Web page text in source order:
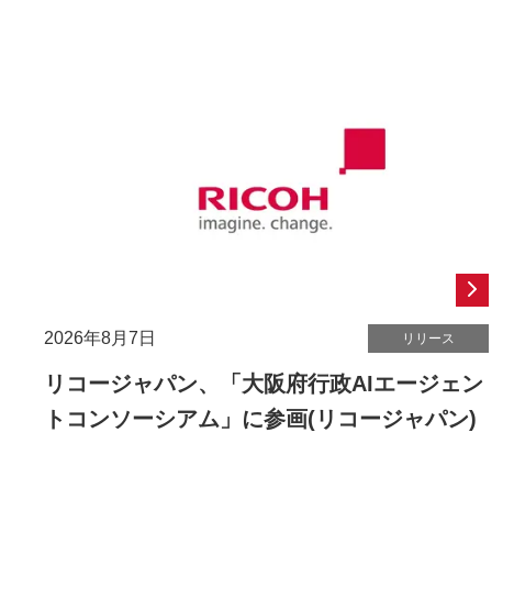
リコージャパン、「大阪府行政AIエージェン
トコンソーシアム」に参画(リコージャパン)
2026年8月7日 リリース